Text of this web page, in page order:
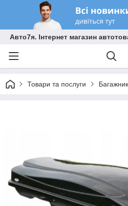
Авто7я. Інтернет магазин
Товари та послуги